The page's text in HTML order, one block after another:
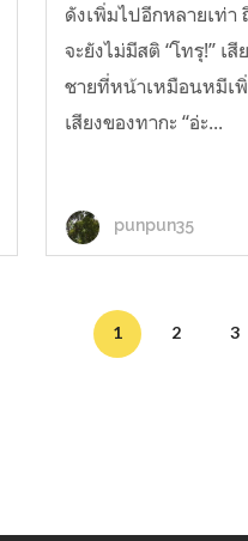
ดังเพิ่มไปอีกหลายเท่า
จะยังไม่มีสติ “โทรุ!” เ
ชายที่หน้าเหมือนหมีเ
เสียงของทากะ “อ่ะ...
punpun35
1 2 3